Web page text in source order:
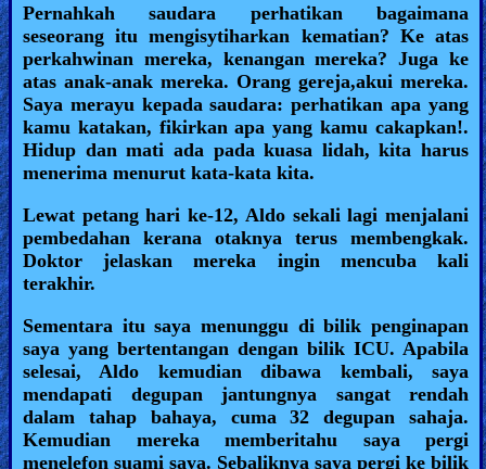
Pernahkah saudara perhatikan bagaimana
seseorang itu mengisytiharkan kematian? Ke atas
perkahwinan mereka, kenangan mereka? Juga ke
atas anak-anak mereka. Orang gereja,akui mereka.
Saya merayu kepada saudara: perhatikan apa yang
kamu katakan, fikirkan apa yang kamu cakapkan!.
Hidup dan mati ada pada kuasa lidah, kita harus
menerima menurut kata-kata kita.
Lewat petang hari ke-12, Aldo sekali lagi menjalani
pembedahan kerana otaknya terus membengkak.
Doktor jelaskan mereka ingin mencuba kali
terakhir.
Sementara itu saya menunggu di bilik penginapan
saya yang bertentangan dengan bilik ICU. Apabila
selesai, Aldo kemudian dibawa kembali, saya
mendapati degupan jantungnya sangat rendah
dalam tahap bahaya, cuma 32 degupan sahaja.
Kemudian mereka memberitahu saya pergi
menelefon suami saya. Sebaliknya saya pergi ke bilik